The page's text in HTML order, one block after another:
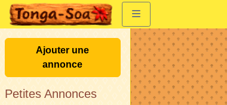
Ajouter une
annonce
Petites Annonces